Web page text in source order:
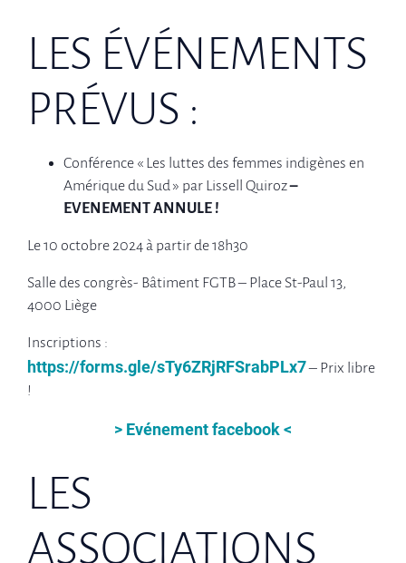
LES ÉVÉNEMENTS
PRÉVUS :
Conférence « Les luttes des femmes indigènes en
Amérique du Sud » par Lissell Quiroz–
EVENEMENT A NNULE !
Le 10 octobre 2024 à partir de 18h30
Salle des congrès- Bâtiment FGTB – Place St-Paul 13,
4000 Liège
Inscriptions :
https://forms.gle/sTy6ZRjRFSrabPLx7– Prix libre
!
> Evénement facebook <
LES
ASSOCIATIONS